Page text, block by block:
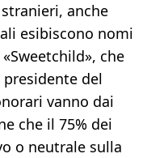
anche
esibiscono nomi
che
del
vanno dai
che il 75% dei
o neutrale sulla